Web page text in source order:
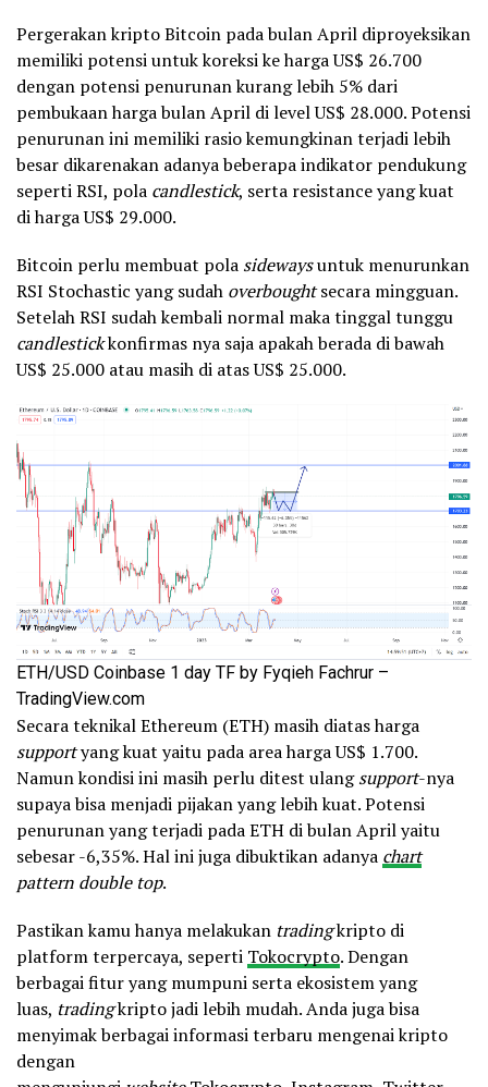
Pergerakan kripto Bitcoin pada bulan April diproyeksikan
memiliki potensi untuk koreksi ke harga US$ 26.700
dengan potensi penurunan kurang lebih 5% dari
pembukaan harga bulan April di level US$ 28.000. Potensi
penurunan ini memiliki rasio kemungkinan terjadi lebih
besar dikarenakan adanya beberapa indikator pendukung
seperti RSI, pola candlestick, serta resistance yang kuat
di harga US$ 29.000.
Bitcoin perlu membuat pola sidewaysuntuk menurunkan
RSI Stochastic yang sudah overboughtsecara mingguan.
Setelah RSI sudah kembali normal maka tinggal tunggu
candlestickkonfirmas nya saja apakah berada di bawah
US$ 25.000 atau masih di atas US$ 25.000.
ETH/USD Coinbase 1 day TF by Fyqieh Fachrur –
TradingView.com
Secara teknikal Ethereum (ETH) masih diatas harga
supportyang kuat yaitu pada area harga US$ 1.700.
Namun kondisi ini masih perlu ditest ulangsupport-nya
supaya bisa menjadi pijakan yang lebih kuat. Potensi
penurunan yang terjadi pada ETH di bulan April yaitu
sebesar -6,35%. Hal ini juga dibuktikan adanya chart
pattern double top.
Pastikan kamu hanya melakukan tradingkripto di
platform terpercaya, seperti Tokocrypto. Dengan
berbagai fitur yang mumpuni serta ekosistem yang
luas, tradingkripto jadi lebih mudah. Anda juga bisa
menyimak berbagai informasi terbaru mengenai kripto
dengan